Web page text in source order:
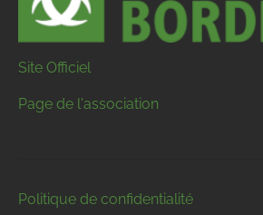
Site Officiel
Page de l'association
Politique de confidentialité